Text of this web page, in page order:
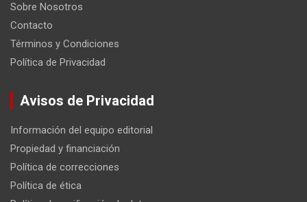
Sobre Nosotros
Contacto
Términos y Condiciones
Política de Privacidad
Avisos de Privacidad
Información del equipo editorial
Propiedad y financiación
Política de correcciones
Política de ética